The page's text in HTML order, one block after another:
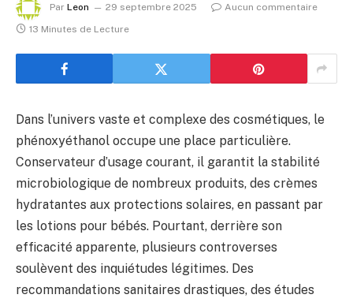
Par Leon 29 septembre 2025
Aucun commentaire
13 Minutes de Lecture
Dans l’univers vaste et complexe des cosmétiques, le
phénoxyéthanol occupe une place particulière.
Conservateur d’usage courant, il garantit la stabilité
microbiologique de nombreux produits, des crèmes
hydratantes aux protections solaires, en passant par
les lotions pour bébés. Pourtant, derrière son
efficacité apparente, plusieurs controverses
soulèvent des inquiétudes légitimes. Des
recommandations sanitaires drastiques, des études